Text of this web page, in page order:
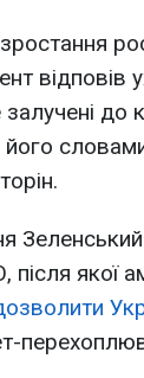
до
його
після якої